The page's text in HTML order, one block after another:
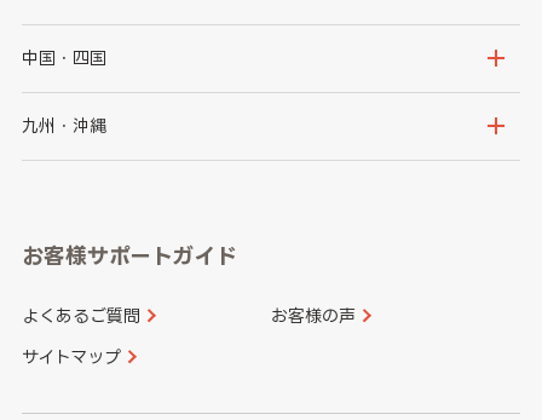
千葉県
石川県
山梨県
愛知県
大阪府
京都府
和歌山県
中国・四国
鳥取県
山口県
香川県 愛媛県
九州・沖縄
長崎県
大分県 宮崎県
お客様サポートガイド
よくあるご質問 お客様の声
サイトマップ